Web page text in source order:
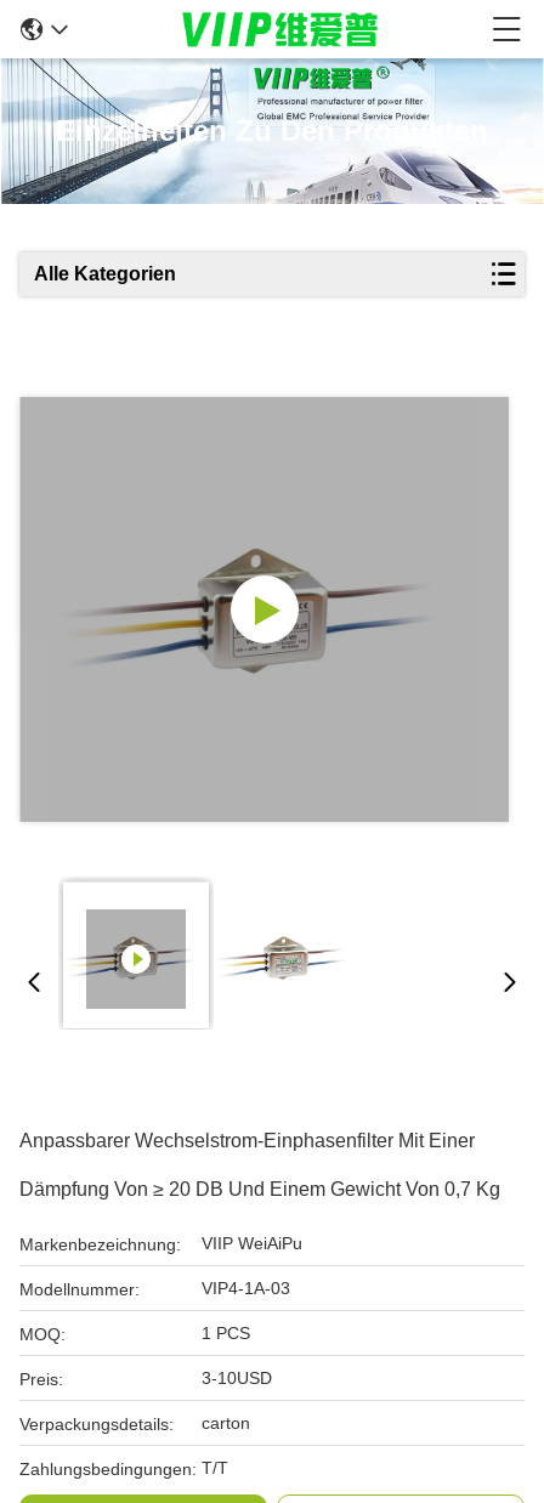
Einzelheiten Zu Den Produkten
Alle Kategorien
Anpassbarer Wechselstrom-Einphasenfilter Mit Einer
Dämpfung Von ≥ 20 DB Und Einem Gewicht Von 0,7 Kg
Markenbezeichnung: VIIP WeiAiPu
Modellnummer: VIP4-1A-03
MOQ: 1 PCS
Preis: 3-10USD
Verpackungsdetails: carton
Zahlungsbedingungen: T/T